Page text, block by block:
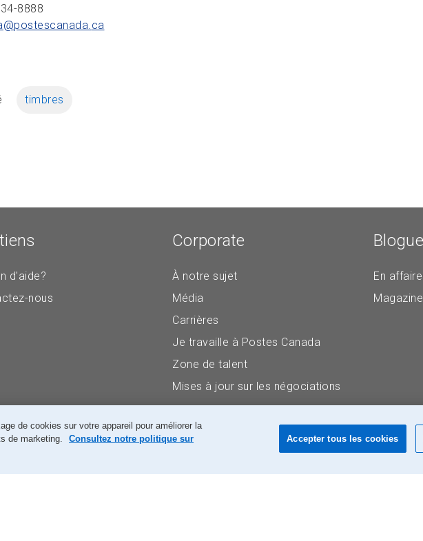
8888
ca
timbres
d'aide?
nous
Corporate
À notre sujet
Média
Carrières
Je travaille à Postes Canada
Zone de talent
Mises à jour sur les négociations
En
Accessibilité Avis juridiques Confidentialité Recherche
de cookies sur votre appareil pour améliorer la
de marketing.
Consultez notre politique sur
Accepter tous les cookies